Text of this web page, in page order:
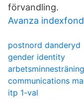
förvandling.
Avanza
postnord danderyd
gender identity
communications
itp 1-val